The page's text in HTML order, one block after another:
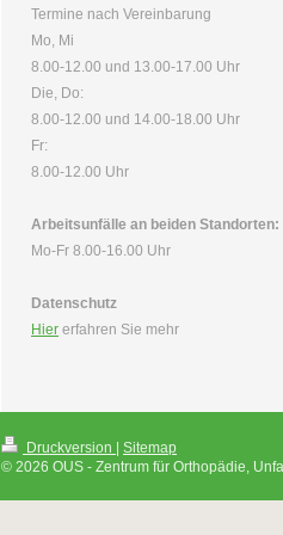
Termine nach Vereinbarung
Mo, Mi
8.00-12.00 und 13.00-17.00 Uhr
Die, Do:
8.00-12.00 und 14.00-18.00 Uhr
Fr:
8.00-12.00 Uhr
Arbeitsunfälle an beiden Standorten:
Mo-Fr 8.00-16.00 Uhr
Datenschutz
Hier erfahren Sie mehr
Druckversion | Sitemap
© 2026 OUS - Zentrum für Orthopädie,